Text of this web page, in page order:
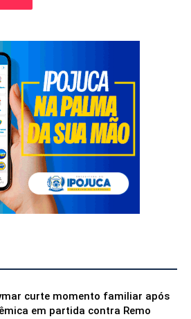
curte momento familiar após
em partida contra Remo